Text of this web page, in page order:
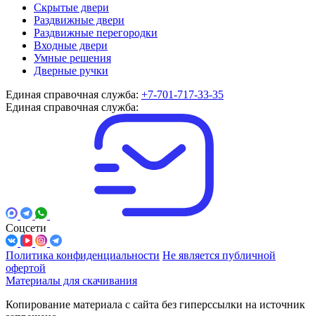
Скрытые двери
Раздвижные двери
Раздвижные перегородки
Входные двери
Умные решения
Дверные ручки
Единая справочная служба: +7-701-717-33-35
Единая справочная служба:
Соцсети
Политика конфиденциальности Не является публичной
офертой
Материалы для скачивания
Копирование материала с сайта без гиперссылки на источник